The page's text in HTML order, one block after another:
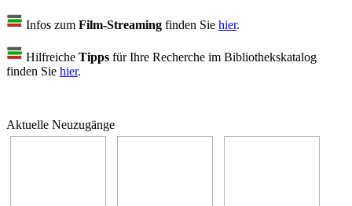
Infos zum Film-Streaming finden Sie hier.
Hilfreiche Tipps für Ihre Recherche im Bibliothekskatalog
finden Sie hier.
Aktuelle Neuzugänge